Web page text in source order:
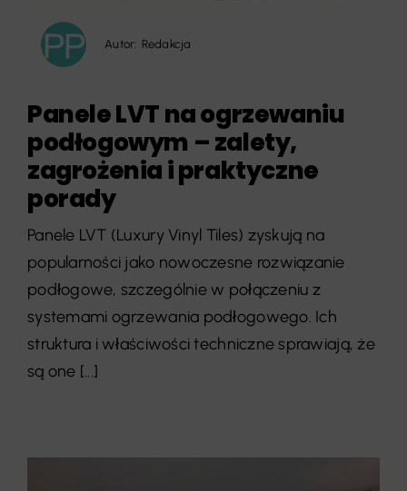
Autor: Redakcja
Panele LVT na ogrzewaniu
podłogowym – zalety,
zagrożenia i praktyczne
porady
Panele LVT (Luxury Vinyl Tiles) zyskują na
popularności jako nowoczesne rozwiązanie
podłogowe, szczególnie w połączeniu z
systemami ogrzewania podłogowego. Ich
struktura i właściwości techniczne sprawiają, że
są one [...]